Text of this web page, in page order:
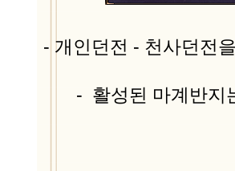
- 개인던전 - 천사던전
- 활성된 마계반지